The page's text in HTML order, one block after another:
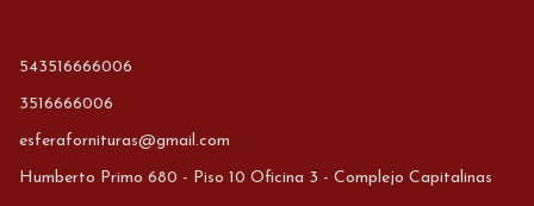
543516666006
3516666006
esferafornituras@gmail.com
Humberto Primo 680 - Piso 10 Oficina 3 - Complejo Capitalinas